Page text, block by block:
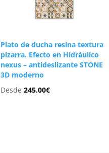
Plato de ducha resina textura
pizarra. Efecto en Hidráulico
nexus – antideslizante STONE
3D moderno
Desde 245.00€